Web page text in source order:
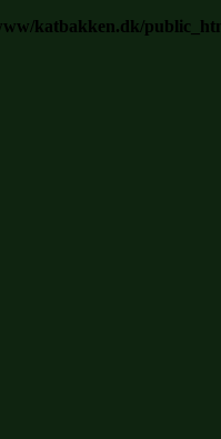
katbakken.dk/